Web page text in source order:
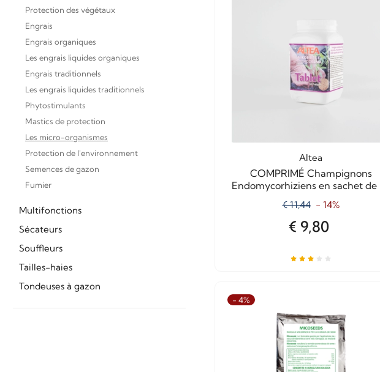
Protection des végétaux
Engrais
Engrais organiques
Les engrais liquides organiques
Engrais traditionnels
Les engrais liquides traditionnels
Phytostimulants
Mastics de protection
Les micro-organismes
Protection de l'environnement
Semences de gazon
Fumier
Multifonctions
Sécateurs
Souffleurs
Tailles-haies
Tondeuses à gazon
Altea
COMPRIMÉ Champignons
Endomycorhiziens en sachet de
€ 11,44 - 14%
€ 9,80
- 4%